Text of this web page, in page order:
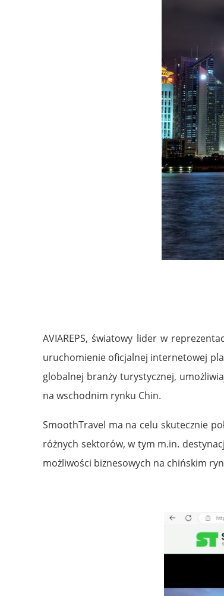
AVIAREPS, światowy lider w
uruchomienie oficjalnej internetowej
globalnej branży turystycznej,
na wschodnim rynku Chin.
SmoothTravel ma na celu skutecznie
różnych sektorów, w tym m.in.
możliwości biznesowych na chińskim